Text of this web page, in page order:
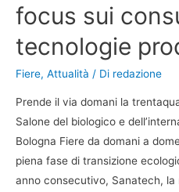
focus sui
tecnologie
Fiere, Attualità / Di redazione
Prende il via domani la
Salone del biologico e
Bologna Fiere da domani a
piena fase di transizione
anno consecutivo, Sanatech, la